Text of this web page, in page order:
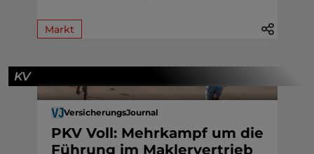
Markt
KV
VersicherungsJournal
PKV Voll: Mehrkampf um die
Führung im Maklervertrieb